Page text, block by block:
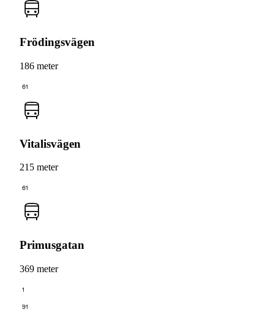
Frödingsvägen
186 meter
61
Vitalisvägen
215 meter
61
Primusgatan
369 meter
1
91